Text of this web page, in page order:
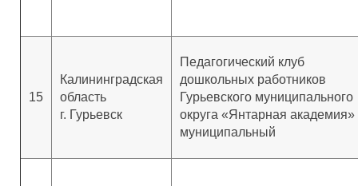
15
Калининградская
область
г. Гурьевск
Педагогический клуб
дошкольных работников
Гурьевского муниципального
округа «Янтарная академия»
муниципальный